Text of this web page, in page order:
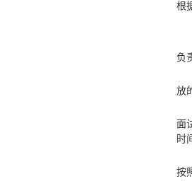
根
负
放
面
时
按